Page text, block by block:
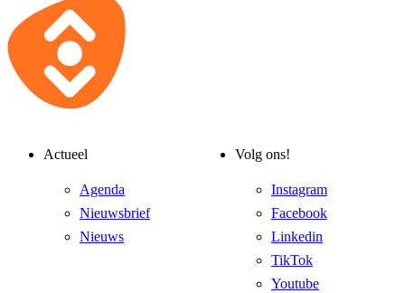
Actueel
Agenda
Nieuwsbrief
Nieuws
Volg ons!
Instagram
Facebook
Linkedin
TikTok
Youtube